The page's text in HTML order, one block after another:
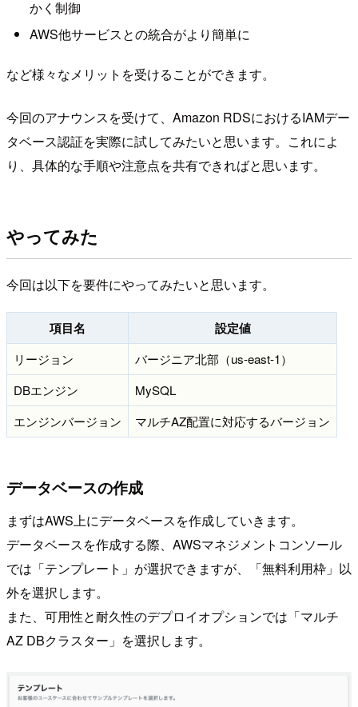
かく制御
AWS他サービスとの統合がより簡単に
など様々なメリットを受けることができます。
今回のアナウンスを受けて、Amazon RDSにおけるIAMデー
タベース認証を実際に試してみたいと思います。これによ
り、具体的な手順や注意点を共有できればと思います。
やってみた
今回は以下を要件にやってみたいと思います。
項目名 設定値
リージョン
バージニア北部（us-east-1）
DBエンジン
MySQL
エンジンバージョン
マルチAZ配置に対応するバージョン
データベースの作成
まずはAWS上にデータベースを作成していきます。
データベースを作成する際、AWSマネジメントコンソール
では「テンプレート」が選択できますが、「無料利用枠」以
外を選択します。
また、可用性と耐久性のデプロイオプションでは「マルチ
AZ DBクラスター」を選択します。